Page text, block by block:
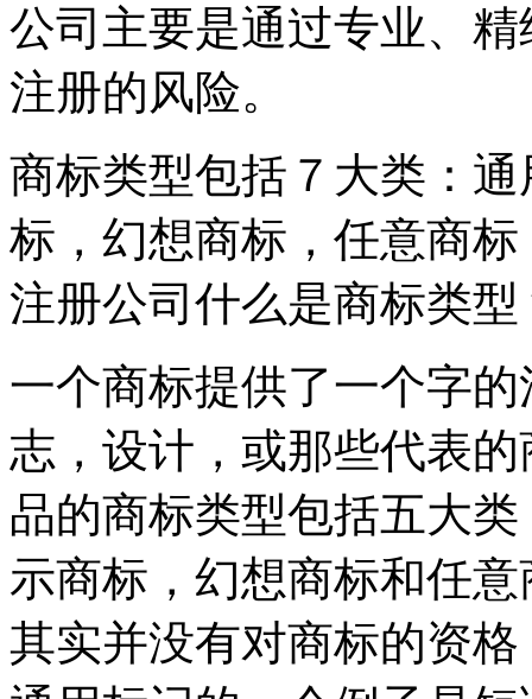
公司主要是通过专业、
注册的风险。
商标类型包括７大类：
标，幻想商标，任意商
注册公司什么是商标类型
一个商标提供了一个字
志，设计，或那些代表
品的商标类型包括五大
示商标，幻想商标和任
其实并没有对商标的资